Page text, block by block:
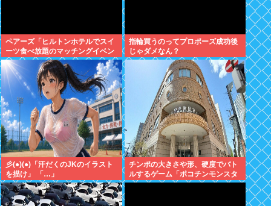
ペアーズ「ヒルトンホテルでスイ
ーツ食べ放題のマッチングイベン
トやるぞ。女2500円男7000円
な」→女だけ埋まるwww
指輪買うのってプロポーズ成功後
じゃダメなん？
彡(●)(●)「汗だくのJKのイラスト
を描け」 「…」
チンポの大きさや形、硬度でバト
ルするゲーム「ポコチンモンスタ
ー」を作ろうと思う